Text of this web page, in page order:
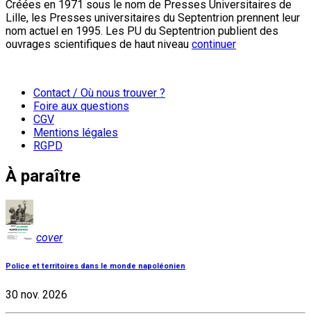
Créées en 1971 sous le nom de Presses Universitaires de
Lille, les Presses universitaires du Septentrion prennent leur
nom actuel en 1995. Les PU du Septentrion publient des
ouvrages scientifiques de haut niveau continuer
Contact / Où nous trouver ?
Foire aux questions
CGV
Mentions légales
RGPD
À paraître
cover
Police et territoires dans le monde napoléonien
30 nov. 2026